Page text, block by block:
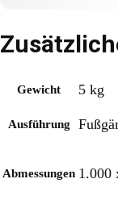
Gewicht 5 kg
Ausführung
Abmessungen 1.000